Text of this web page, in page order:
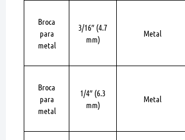
Broca
para
metal
3/16″ (4.7
mm)
Metal
Broca
para
metal
1/4″ (6.3
mm)
Metal